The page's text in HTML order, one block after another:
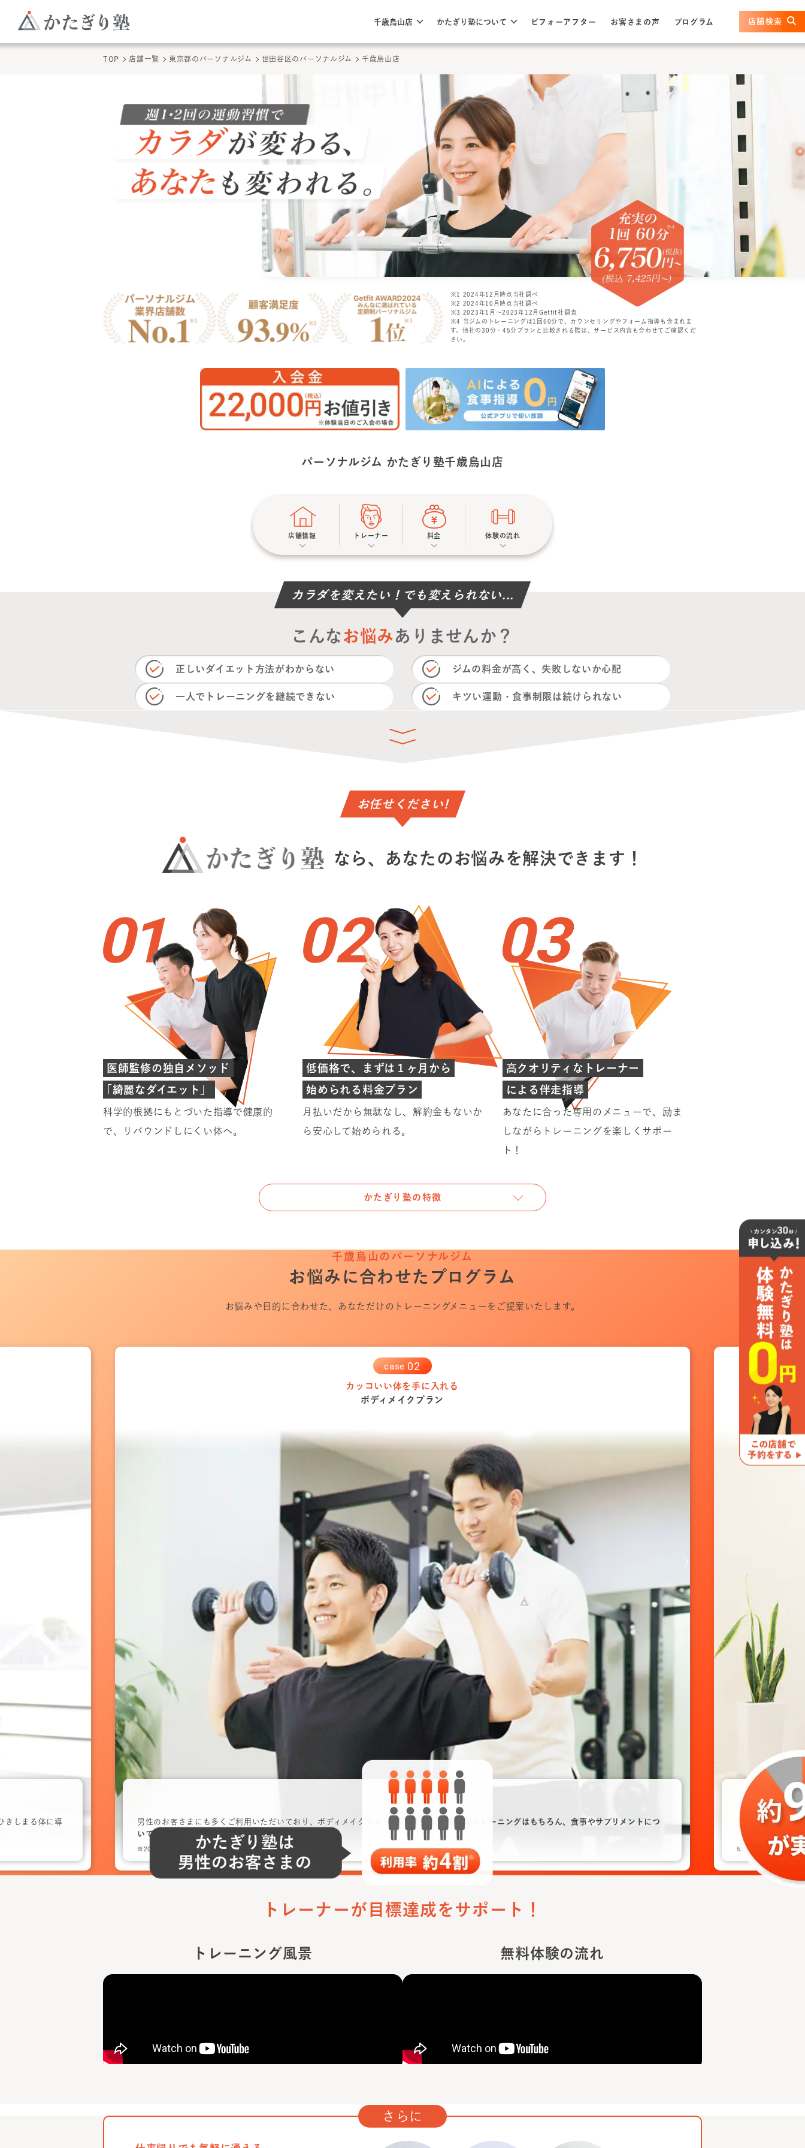
千歳烏山店 かたぎり塾について ビフォーアフター お客さまの声 プログラム 店舗検索
TOP 店舗一覧 東京都のパーソナルジム 世田谷区のパーソナルジム 千歳烏山店
※1 2024年12月時点当社調べ
※2 2024年10月時点当社調べ
※3 2023年1月〜2023年12月Getfit社調査
※4 当ジムのトレーニングは1回60分で、カウンセリングやフォーム指導も含まれま
す。他社の30分・45分プランと比較される際は、サービス内容も合わせてご確認くだ
さい。
パーソナルジム かたぎり塾千歳烏山店
店舗情報 トレーナー 料金 体験の流れ
カラダを変えたい！でも変えられない...
こんなお悩みありませんか？
正しいダイエット方法がわからない ジムの料金が高く、失敗しないか心配
一人でトレーニングを継続できない キツい運動・食事制限は続けられない
お任せください!
なら、 あなたのお悩みを解決できます！
医師監修の独自メソッド
「綺麗なダイエット」
科学的根拠にもとづいた指導で健康的
で、リバウンドしにくい体へ。
低価格で、まずは１ヶ月から
始められる料金プラン
月払いだから無駄なし、解約金もないか
ら安心して始められる。
高クオリティなトレーナー
による伴走指導
あなたに合った専用のメニューで、励ま
しながらトレーニングを楽しくサポー
ト！
かたぎり塾の特徴
千歳烏山のパーソナルジム
お悩みに合わせたプログラム
お悩みや目的に合わせた、あなただけのトレーニングメニューをご提案いたします。
きしまる体に導
case 02
カッコいい体を手に入れる
ボディメイクプラン
男性のお客さまにも多くご利用いただいており、ボディメイクももちろんお任せ。
効果的なトレーニングはもちろん、食事やサプリメントにつ
いても的確にご指導いたします。
※2025年8月自社調べ
多忙な中でも
パ
にいれましょう。
※2025年8月自社調べ
トレーナーが目標達成をサポート！
トレーニング風景 無料体験の流れ
さらに